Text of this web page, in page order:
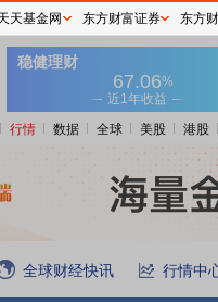
行情 数据 全球 美股 港股
全球财经快讯 行情中
天基金网 东方财富证券 东方